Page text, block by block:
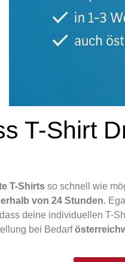
T-Shirt
T-Shirts so schnell wie
von 24 Stunden.
deine individuellen T-
bei Bedarf